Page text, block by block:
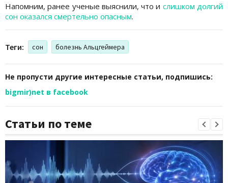
Напомним, ранее ученые выяснили, что и слишком долгий
сон оказался смертельно опасным.
Теги: сон болезнь Альцгеймера
Не пропусти другие интересные статьи, подпишись:
bigmir)net в facebook
Статьи по теме